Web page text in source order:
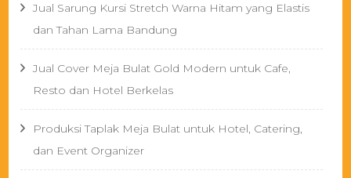
Jual Sarung Kursi Stretch Warna Hitam yang Elastis
dan Tahan Lama Bandung
Jual Cover Meja Bulat Gold Modern untuk Cafe,
Resto dan Hotel Berkelas
Produksi Taplak Meja Bulat untuk Hotel, Catering,
dan Event Organizer